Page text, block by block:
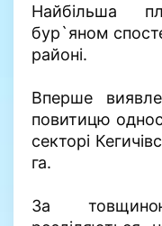
Найбільша
бур`яном
районі.
Вперше
повитицю
секторі
га.
За